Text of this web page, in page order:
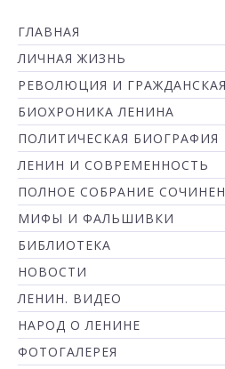
ГЛАВНАЯ
ЛИЧНАЯ ЖИЗНЬ
РЕВОЛЮЦИЯ И
БИОХРОНИКА ЛЕНИНА
ПОЛИТИЧЕСКАЯ БИОГРАФИЯ
ЛЕНИН И СОВРЕМЕННОСТЬ
ПОЛНОЕ СОБРАНИЕ
МИФЫ И ФАЛЬШИВКИ
БИБЛИОТЕКА
НОВОСТИ
ЛЕНИН. ВИДЕО
НАРОД О ЛЕНИНЕ
ФОТОГАЛЕРЕЯ